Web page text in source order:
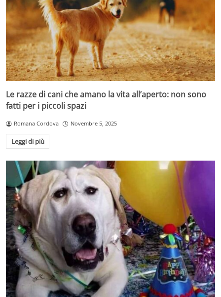
Le razze di cani che amano la vita all’aperto: non sono
fatti per i piccoli spazi
Romana Cordova Novembre 5, 2025
Leggi di più